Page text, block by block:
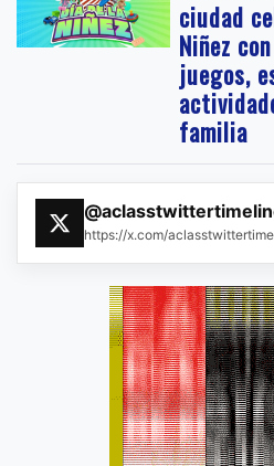
ciudad
Niñez
juegos,
familia
https://x.com/